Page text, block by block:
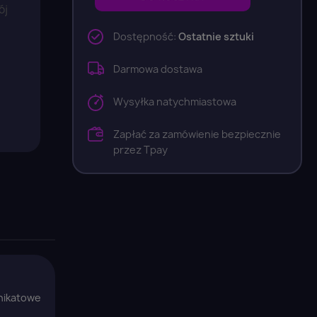
Dostępność: Ostatnie sztuki
Darmowa dostawa
Wysyłka natychmiastowa
Zapłać za zamówienie bezpiecznie
przez Tpay